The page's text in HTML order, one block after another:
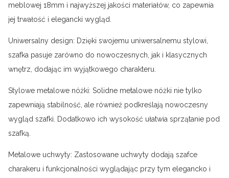
meblowej 18mm i najwyższej jakości materiałów, co zapewnia
jej trwałość i elegancki wygląd.
Uniwersalny design: Dzięki swojemu uniwersalnemu stylowi,
szafka pasuje zarówno do nowoczesnych, jak i klasycznych
wnętrz, dodając im wyjątkowego charakteru.
Stylowe metalowe nóżki: Solidne metalowe nóżki nie tylko
zapewniają stabilność, ale również podkreślają nowoczesny
wygląd szafki. Dodatkowo ich wysokość ułatwia sprzątanie pod
szafką.
Metalowe uchwyty: Zastosowane uchwyty dodają szafce
charakeru i funkcjonalności wyglądając przy tym elegancko i